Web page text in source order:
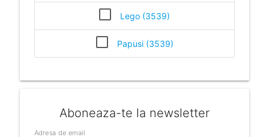
Lego (3539)
Papusi (3539)
Aboneaza-te la newsletter
Adresa de email